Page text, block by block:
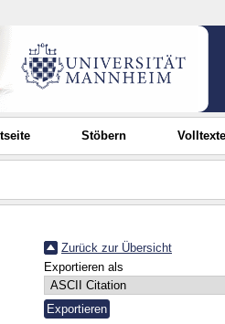
Stöbern Volltexte
Zurück zur Übersicht
Exportieren als